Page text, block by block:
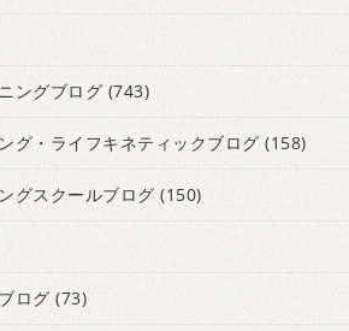
ングブログ (743)
グ・ライフキネティックブログ (158)
グスクールブログ (150)
ログ (73)